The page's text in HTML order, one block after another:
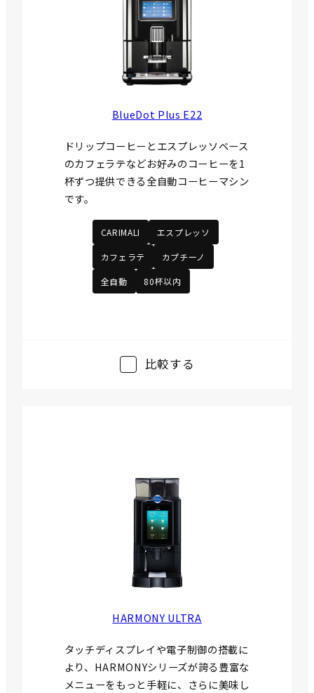
BlueDot Plus E22
ドリップコーヒーとエスプレッソベース
のカフェラテなどお好みのコーヒーを1
杯ずつ提供できる全自動コーヒーマシン
です。
CARIMALI エスプレッソ
カフェラテ カプチーノ
全自動 80杯以内
比較する
HARMONY ULTRA
タッチディスプレイや電子制御の搭載に
より、HARMONYシリーズが誇る豊富な
メニューをもっと手軽に、さらに美味し